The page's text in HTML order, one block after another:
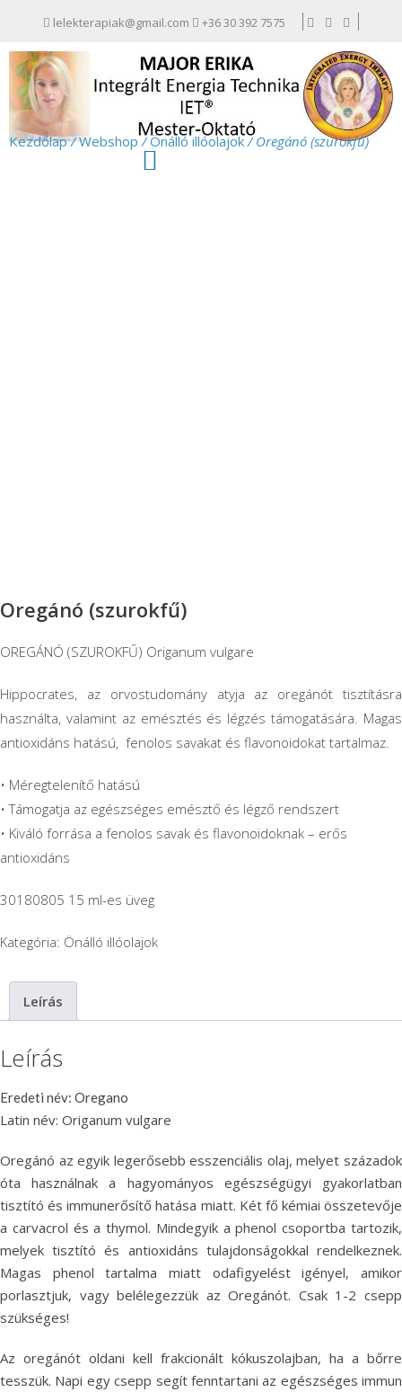
lelekterapiak@gmail.com +36 30 392 7575
Kezdőlap/Webshop/Önálló illóolajok/ Oregánó (szurokfű)
Oregánó (szurokfű)
OREGÁNÓ (SZUROKFŰ) Origanum vulgare
Hippocrates, az orvostudomány atyja az oregánót tisztításra
használta, valamint az emésztés és légzés támogatására. Magas
antioxidáns hatású, fenolos savakat és flavonoidokat tartalmaz.
• Méregtelenítő hatású
• Támogatja az egészséges emésztő és légző rendszert
• Kiváló forrása a fenolos savak és flavonoidoknak – erős
antioxidáns
30180805 15 ml-es üveg
Kategória: Önálló illóolajok
Leírás
Leírás
Eredeti név: Oregano
Latin név: Origanum vulgare
Oregánó az egyik legerősebb esszenciális olaj, melyet századok
óta használnak a hagyományos egészségügyi gyakorlatban
tisztító és immunerősítő hatása miatt. Két fő kémiai összetevője
a carvacrol és a thymol. Mindegyik a phenol csoportba tartozik,
melyek tisztító és antioxidáns tulajdonságokkal rendelkeznek.
Magas phenol tartalma miatt odafigyelést igényel, amikor
porlasztjuk, vagy belélegezzük az Oregánót. Csak 1-2 csepp
szükséges!
Az oregánót oldani kell frakcionált kókuszolajban, ha a bőrre
tesszük. Napi egy csepp segít fenntartani az egészséges immun